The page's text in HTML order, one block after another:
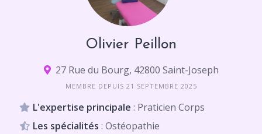
Olivier Peillon
27 Rue du Bourg, 42800 Saint-Joseph
MEMBRE DEPUIS 21 SEPTEMBRE 2025
L'expertise principale : Praticien Corps
Les spécialités : Ostéopathie